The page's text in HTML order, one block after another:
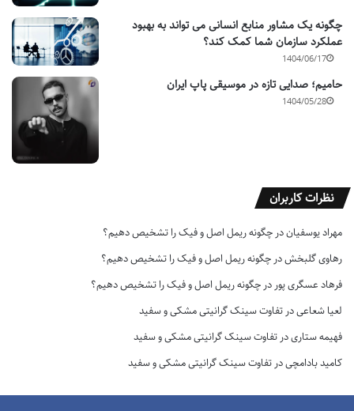
چگونه یک مشاور منابع انسانی می تواند به بهبود
عملکرد سازمان شما کمک کند؟
1404/06/17
حامیم؛ صدایی تازه در موسیقی پاپ ایران
1404/05/28
نظرات کاربران
مهراد یوسفیاندر چگونه ریمل اصل و فیک را تشخیص دهیم؟
رهاوی گلبخشدر چگونه ریمل اصل و فیک را تشخیص دهیم؟
فرهاد عسگری پور در چگونه ریمل اصل و فیک را تشخیص دهیم؟
لعیا شعاعیدر تفاوت سینک گرانیتی مشکی و سفید
فهیمه ستاریدر تفاوت سینک گرانیتی مشکی و سفید
کامید بادامچیدر تفاوت سینک گرانیتی مشکی و سفید